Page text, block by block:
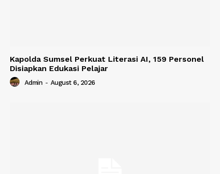
Kapolda Sumsel Perkuat Literasi AI, 159 Personel
Disiapkan Edukasi Pelajar
Admin - August 6, 2026